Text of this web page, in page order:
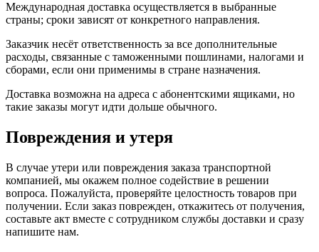
Международная доставка осуществляется в выбранные
страны; сроки зависят от конкретного направления.
Заказчик несёт ответственность за все дополнительные
расходы, связанные с таможенными пошлинами, налогами и
сборами, если они применимы в стране назначения.
Доставка возможна на адреса с абонентскими ящиками, но
такие заказы могут идти дольше обычного.
Повреждения и утеря
В случае утери или повреждения заказа транспортной
компанией, мы окажем полное содействие в решении
вопроса. Пожалуйста, проверяйте целостность товаров при
получении. Если заказ поврежден, откажитесь от получения,
составьте акт вместе с сотрудником службы доставки и сразу
напишите нам.